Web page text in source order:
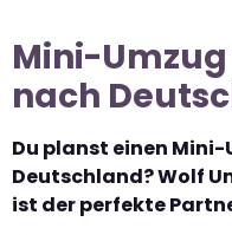
Mini-
nach
Du planst einen
Deutschland? Wolf
ist der perfekte